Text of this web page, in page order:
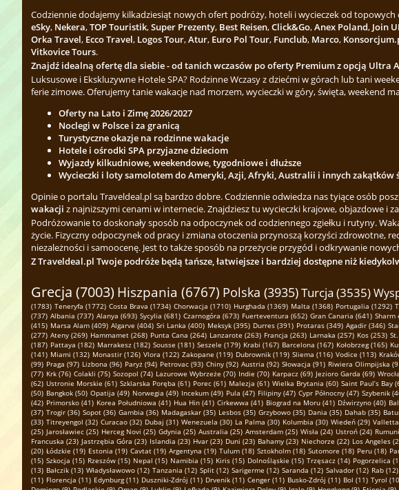
Codziennie dodajemy kilkadziesiąt nowych ofert podróży, hoteli i wycieczek od
eSky, Nekera,TOP Touristik,Super Prezenty, Best Reisen,Click&Go,Anex Poland, Join
Orka Travel, Ecco Travel, Logos Tour,Atur, Euro Pol Tour, Funclub, Marco,
Vitkovice Tours.
Znajdź idealną ofertę dla siebie - od tanich wczasów po oferty Premium z opcją Ultra
Luksusowe i Ekskluzywne Hotele SPA? Rodzinne Wczasy z dziećmi w górach lub tani
ferie zimowe. Oferujemy tanie wakacje nad morzem, wycieczki w góry, święta, weekend
Oferty na Lato i Zimę 2026/2027
Noclegi w Polsce i za granicą
Turystyczne okazje na rodzinne wakacje
Hotele i ośrodki SPA przyjazne dzieciom
Wyjazdy kilkudniowe, weekendowe, tygodniowe i dłuższe
Wycieczki i loty samolotem do Ameryki, Azji, Afryki, Australii i innych zakątków
Opinie o portalu Traveldeal.pl są bardzo dobre. Codziennie odwiedza nas tyiące osób
wakacji z najniższymi cenami w internecie. Znajdziesz tu wycieczki krajowe, objazdowe i
Podróżowanie to doskonały sposób na odpoczynek od codziennego zgiełku i rutyny.
życie. Fizyczny odpoczynek od pracy i zmiana otoczenia przynoszą korzyści zdrowotne,
niezależności i samoocenę. Jest to także sposób na przeżycie przygód i odkrywanie
Z Traveldeal.pl Twoje podróże będą tańsze, łatwiejsze i bardziej dostępne niż
Grecja (7003) Hiszpania (6767) Polska (3935)Turcja (3535)
(1783) Teneryfa (1772) Costa Brava (1734) Chorwacja (1710) Hurghada (1369) Malta (1368) Portugalia (1292)
(737) Albania (737) Alanya (693) Sycylia (681) Czarnogóra (673) Fuerteventura (652) Gran Canaria (641) Sharm
(415) Marsa Alam (409) Algarve (404) Sri Lanka (400) Meksyk (395) Durres (391) Protaras (349) Agadir (346)
(277) Ateny (269) Hammamet (268) Punta Cana (264) Lanzarote (263) Francja (263) Larnaka (257) Kos (253)
(187) Pattaya (182) Marrakesz (182) Sousse (181) Seszele (179) Krabi (167) Barcelona (167) Kołobrzeg (165)
(141) Miami (132) Monastir (126) Vlora (122) Zakopane (119) Dubrownik (119) Sliema (116) Vodice (113)
(99) Praga (97) Lizbona (96) Paryż (94) Petrovac (93) Chiny (92) Austria (92) Słowacja (91) Riwiera Olimpijska
(77) Krk (76) Colakli (75) Sozopol (74) Lazurowe Wybrzeże (70) Indie (70) Karpacz (69) Jezioro Garda (69)
(62) Ustronie Morskie (61) Szklarska Poręba (61) Porec (61) Malezja (61) Wielka Brytania (60) Saint Paul’s Bay
(50) Bangkok (50) Opatija (49) Norwegia (49) Incekum (49) Pula (47) Filipiny (47) Cypr Północny (47) Szybenik
(42) Primorsko (41) Korea Południowa (41) Hua Hin (41) Cirkewwa (41) Biograd na Moru (41) Dźwirzyno (40)
(37) Trogir (36) Sopot (36) Gambia (36) Madagaskar (35) Lesbos (35) Grzybowo (35) Dania (35) Dahab (35)
(33) Titreyengol (32) Curacao (32) Dubaj (31) Wenezuela (30) La Palma (30) Kolumbia (30) Wiedeń (29)
(25) Jarosławiec (25) Herceg Novi (25) Gdynia (25) Australia (25) Amsterdam (25) Wisła (24) Ustroń (24)
Francuska (23) Jastrzębia Góra (23) Islandia (23) Hvar (23) Duni (23) Bahamy (23) Niechorze (22) Los Angeles
(20) Łódzkie (19) Estonia (19) Cavtat (19) Argentyna (19) Tulum (18) Sztokholm (18) Sutomore (18) Peru (18)
(15) Szkocja (15) Rzeszów (15) Nepal (15) Namibia (15) Kiris (15) Dolnośląskie (15) Trzęsacz (14) Pogorzelica
(13) Bałczik (13) Władysławowo (12) Tanzania (12) Split (12) Sarigerme (12) Saranda (12) Salvador (12) Rab (12)
(11) Florencja (11) Edynburg (11) Duszniki-Zdrój (11) Drvenik (11) Cenger (11) Busko-Zdrój (11) Bol (11) Tyrol